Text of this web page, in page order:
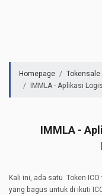
Homepage
Tokensale
IMMLA - Aplikasi
IMMLA -
Kali ini, ada satu Token
yang bagus untuk di ikuti